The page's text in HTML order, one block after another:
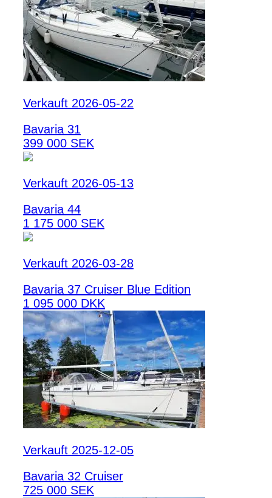
Verkauft 2026-05-22
Bavaria 31
399 000 SEK
Verkauft 2026-05-13
Bavaria 44
1 175 000 SEK
Verkauft 2026-03-28
Bavaria 37 Cruiser Blue Edition
1 095 000 DKK
Verkauft 2025-12-05
Bavaria 32 Cruiser
725 000 SEK